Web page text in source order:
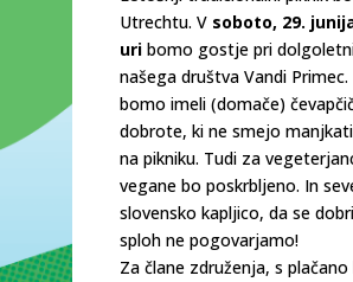
Utrechtu. V soboto, 29.
uribomo gostje pri
našega društva Vandi
bomo imeli (domače)
dobrote, ki ne smejo manjkati
na pikniku. Tudi za
vegane bo poskrbljeno. In
slovensko kapljico, da se
sploh ne pogovarjamo!
Za člane združenja, s